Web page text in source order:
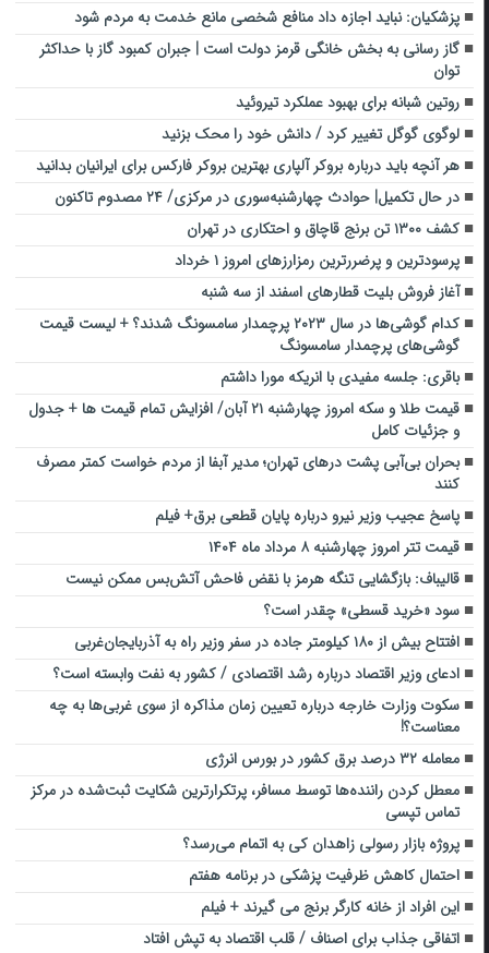
پزشکیان: نباید اجازه داد منافع شخصی مانع خدمت به مردم شود
گاز رسانی به بخش خانگی قرمز دولت است | جبران کمبود گاز با حداکثر
توان
روتین شبانه برای بهبود عملکرد تیروئید
لوگوی گوگل تغییر کرد / دانش خود را محک بزنید
هر آنچه باید درباره بروکر آلپاری بهترین بروکر فارکس برای ایرانیان بدانید
در حال تکمیل| حوادث چهارشنبه‌سوری در مرکزی/ ۲۴ مصدوم تاکنون
کشف ۱۳۰۰ تن برنج قاچاق و احتکاری در تهران
پرسودترین و پرضررترین رمزارزهای امروز ۱ خرداد
آغاز فروش بلیت قطارهای اسفند از سه شنبه
کدام گوشی‌ها در سال ۲۰۲۳ پرچمدار سامسونگ شدند؟ + لیست قیمت
گوشی‌های پرچمدار سامسونگ
باقری: جلسه مفیدی با انریکه مورا داشتم
قیمت طلا و سکه امروز چهارشنبه ۲۱ آبان/ افزایش تمام قیمت ها + جدول
و جزئیات کامل
بحران بی‌آبی پشت درهای تهران؛ مدیر آبفا از مردم خواست کمتر مصرف
کنند
پاسخ عجیب وزیر نیرو درباره پایان قطعی برق+ فیلم
قیمت تتر امروز چهارشنبه ۸ مرداد ماه ۱۴۰۴
قالیباف: بازگشایی تنگه هرمز با نقض فاحش آتش‌بس ممکن نیست
سود «خرید قسطی» چقدر است؟
افتتاح بیش از ۱۸۰ کیلومتر جاده در سفر وزیر راه به آذربایجان‌غربی
ادعای وزیر اقتصاد درباره رشد اقتصادی / کشور به نفت وابسته است؟
سکوت وزارت خارجه درباره تعیین زمان مذاکره از سوی غربی‌ها به چه
معناست؟!
معامله ۳۲ درصد برق کشور در بورس انرژی
معطل کردن راننده‌ها توسط مسافر، پرتکرارترین شکایت ثبت‌شده در مرکز
تماس تپسی
پروژه بازار رسولی زاهدان کی به اتمام می‌رسد؟
احتمال کاهش ظرفیت پزشکی در برنامه هفتم
این افراد از خانه کارگر برنج می گیرند + فیلم
اتفاقی جذاب برای اصناف / قلب اقتصاد به تپش افتاد